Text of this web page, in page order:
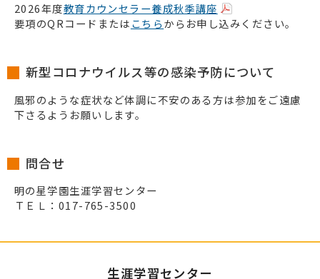
生涯学習センター
2026年度教育カウンセラー養成秋季講座
要項のQRコードまたはこちらからお申し込みください。
新型コロナウイルス等の感染予防について
風邪のような症状など体調に不安のある方は参加をご遠慮
下さるようお願いします。
問合せ
明の星学園生涯学習センター
ＴＥＬ：017-765-3500